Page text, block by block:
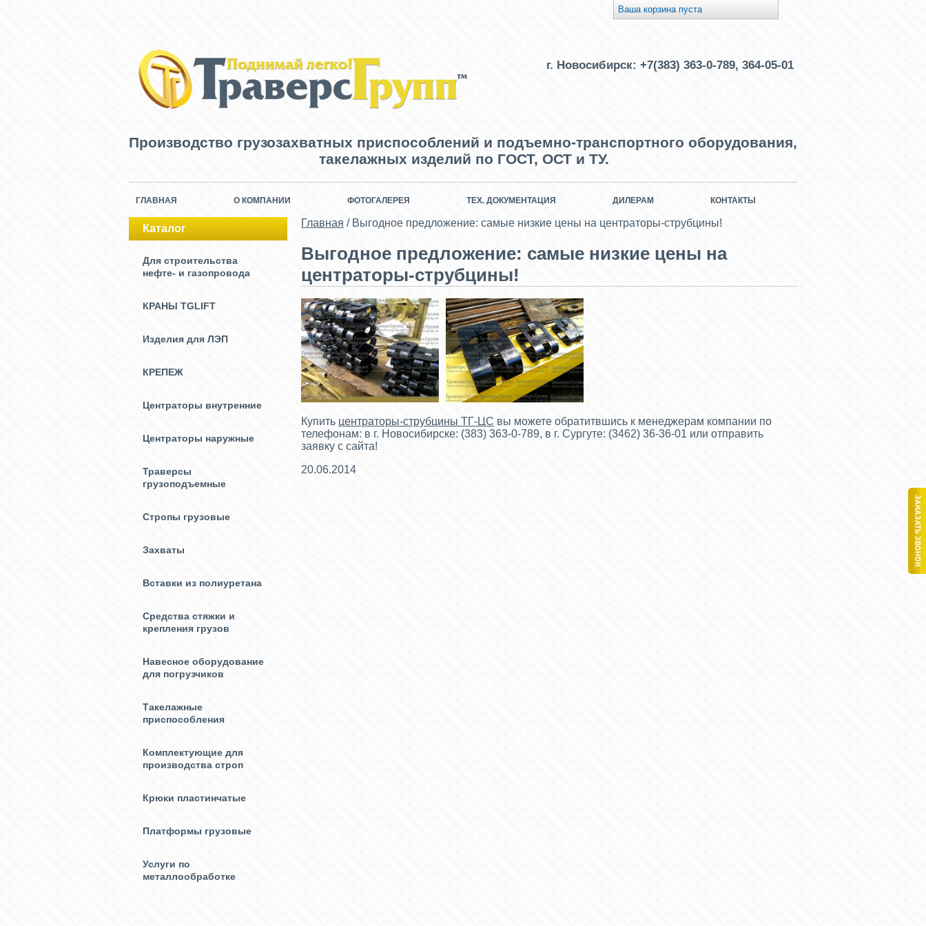
Ваша корзина пуста
г. Новосибирск: +7(383) 363-0-789, 364-05-01
Производство грузозахватных приспособлений и подъемно-транспортного оборудования,
такелажных изделий по ГОСТ, ОСТ и ТУ.
ГЛАВНАЯ О КОМПАНИИ ФОТОГАЛЕРЕЯ ТЕХ. ДОКУМЕНТАЦИЯ ДИЛЕРАМ КОНТАКТЫ
Каталог
Для строительства
нефте- и газопровода
КРАНЫ TGLIFT
Изделия для ЛЭП
КРЕПЕЖ
Центраторы внутренние
Центраторы наружные
Траверсы
грузоподъемные
Стропы грузовые
Захваты
Вставки из полиуретана
Средства стяжки и
крепления грузов
Навесное оборудование
для погрузчиков
Такелажные
приспособления
Комплектующие для
производства строп
Крюки пластинчатые
Платформы грузовые
Услуги по
металлообработке
Главная / Выгодное предложение: самые низкие цены на центраторы-струбцины!
Выгодное предложение: самые низкие цены на
центраторы-струбцины!
Купить центраторы-струбцины ТГ-ЦС вы можете обратитвшись к менеджерам компании по
телефонам: в г. Новосибирске: (383) 363-0-789, в г. Сургуте: (3462) 36-36-01 или отправить
заявку с сайта!
20.06.2014